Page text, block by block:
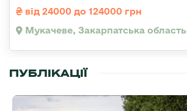
від 24000 до 124000 грн
Мукачеве, Закарпатська область
ПУБЛІКАЦІЇ